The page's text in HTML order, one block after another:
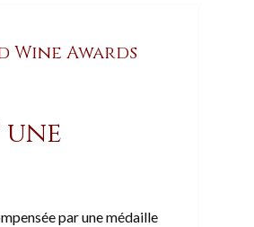
Wine Awards
une
par une médaille